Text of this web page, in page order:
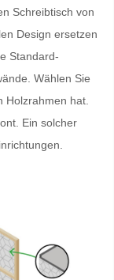
Schreibtisch von
Design ersetzen
Standard-
Wählen Sie
Holzrahmen hat.
Ein solcher